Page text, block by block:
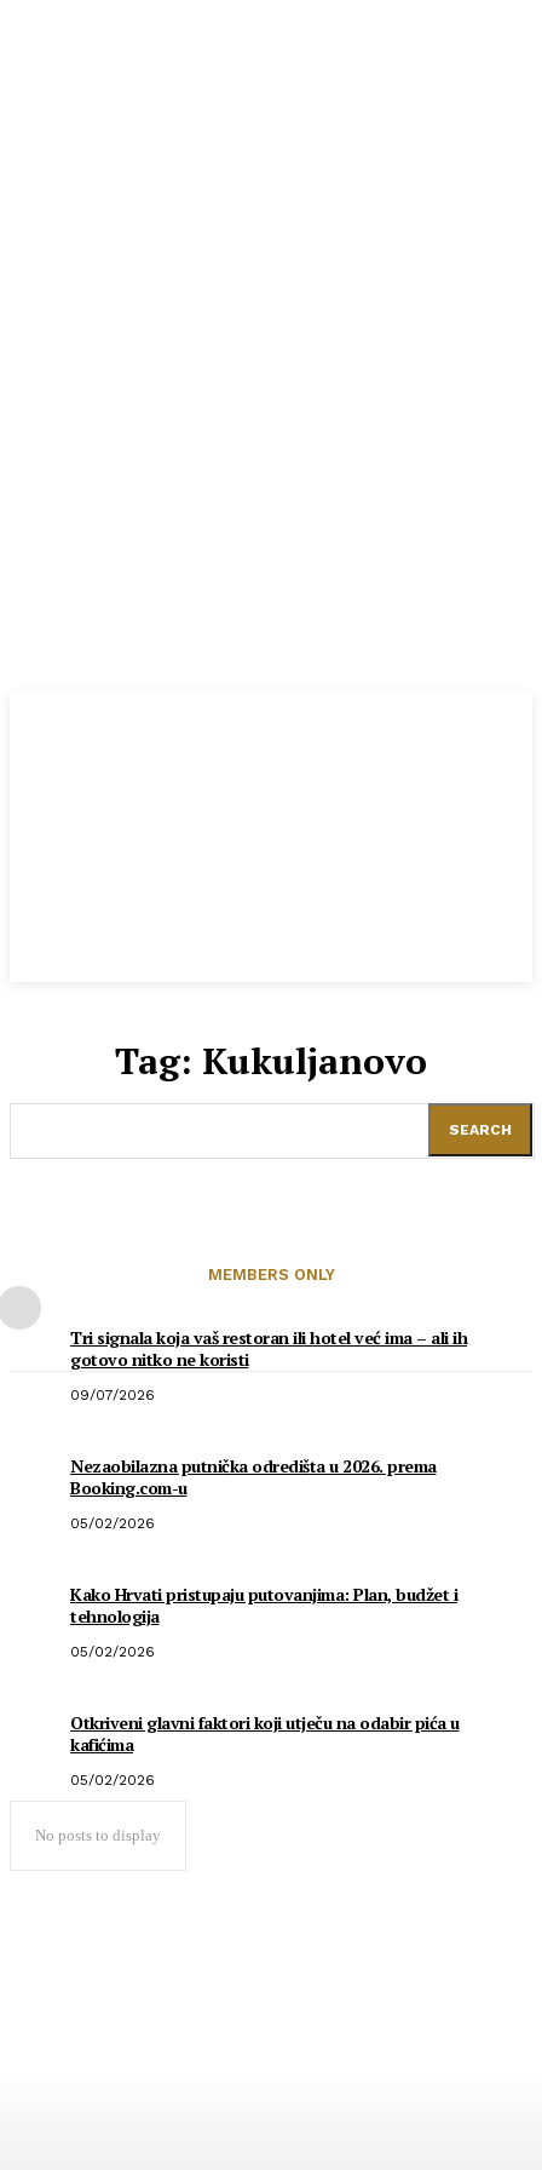
Tag: Kukuljanovo
SEARCH
MEMBERS ONLY
Tri signala koja vaš restoran ili hotel već ima – ali ih
gotovo nitko ne koristi
09/07/2026
Nezaobilazna putnička odredišta u 2026. prema
Booking.com-u
05/02/2026
Kako Hrvati pristupaju putovanjima: Plan, budžet i
tehnologija
05/02/2026
Otkriveni glavni faktori koji utječu na odabir pića u
kafićima
05/02/2026
No posts to display